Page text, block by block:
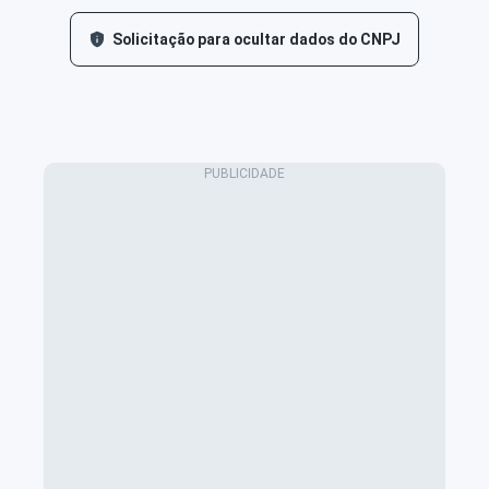
Solicitação para ocultar dados do CNPJ